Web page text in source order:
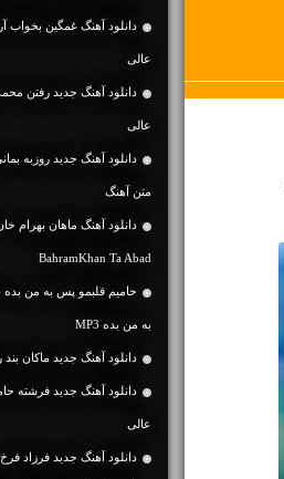
دانلود آهنگ غمگین بخواب
عالی
دانلود آهنگ جديد رفتن
عالی
متن آهنگ
BahramKhan Ta Abad
حامیم قلبمو پس به من بده
به من بده MP3
دانلود آهنگ جديد ماکان
دانلود آهنگ جديد فرشته
عالی
دانلود آهنگ جديد فرزاد فرخ نور با 2 کیفیت